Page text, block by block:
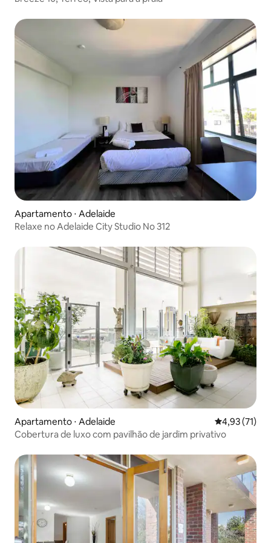
Apartamento ⋅ Adelaide
Relaxe no Adelaide City Studio No 312
Apartamento ⋅ Adelaide 4,93 de uma
4,93 (71)
Cobertura de luxo com pavilhão de jardim privativo